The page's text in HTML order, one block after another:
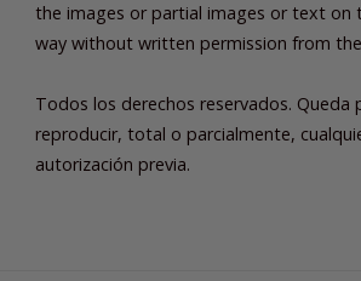
the images or partial images or text on
way without written permission from
Todos los derechos reservados. Queda
reproducir, total o parcialmente,
autorización previa.